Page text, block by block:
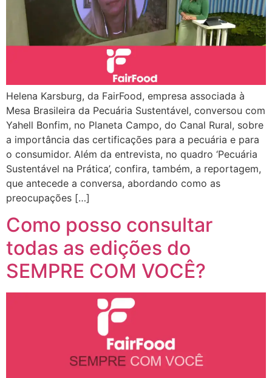
Helena Karsburg, da FairFood, empresa associada à
Mesa Brasileira da Pecuária Sustentável, conversou com
Yahell Bonfim, no Planeta Campo, do Canal Rural, sobre
a importância das certificações para a pecuária e para
o consumidor. Além da entrevista, no quadro ‘Pecuária
Sustentável na Prática’, confira, também, a reportagem,
que antecede a conversa, abordando como as
preocupações […]
Como posso consultar
todas as edições do
SEMPRE COM VOCÊ?